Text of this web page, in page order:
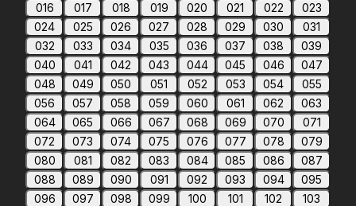
016
017 018 019 020 021 022
023
024
025 026 027 028 029 030
031
032
033 034 035 036 037 038
039
040
041 042 043 044 045 046
047
048
049 050 051 052 053 054
055
056
057 058 059 060 061 062
063
064
065 066 067 068 069 070
071
072
073 074 075 076 077 078
079
080
081 082 083 084 085 086
087
088
089 090 091 092 093 094
095
096
097 098 099 100 101 102
103